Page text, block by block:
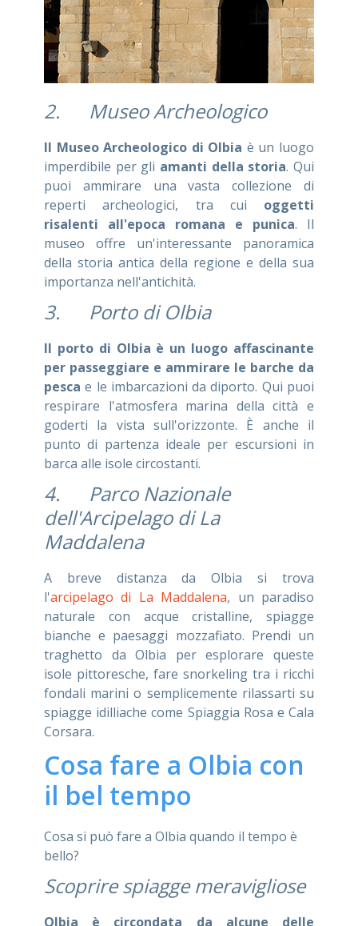
2. Museo Archeologico
Il Museo Archeologico di Olbia è un luogo
imperdibile per gli amanti della storia. Qui
puoi ammirare una vasta collezione di
reperti archeologici, tra cui oggetti
risalenti all'epoca romana e punica. Il
museo offre un'interessante panoramica
della storia antica della regione e della sua
importanza nell'antichità.
3. Porto di Olbia
Il porto di Olbia è un luogo affascinante
per passeggiare e ammirare le barche da
pesca e le imbarcazioni da diporto. Qui puoi
respirare l'atmosfera marina della città e
goderti la vista sull'orizzonte. È anche il
punto di partenza ideale per escursioni in
barca alle isole circostanti.
4. Parco Nazionale
dell'Arcipelago di La
Maddalena
A breve distanza da Olbia si trova
l'arcipelago di La Maddalena, un paradiso
naturale con acque cristalline, spiagge
bianche e paesaggi mozzafiato. Prendi un
traghetto da Olbia per esplorare queste
isole pittoresche, fare snorkeling tra i ricchi
fondali marini o semplicemente rilassarti su
spiagge idilliache come Spiaggia Rosa e Cala
Corsara.
Cosa fare a Olbia con
il bel tempo
Cosa si può fare a Olbia quando il tempo è
bello?
Scoprire spiagge meravigliose
Olbia è circondata da alcune delle